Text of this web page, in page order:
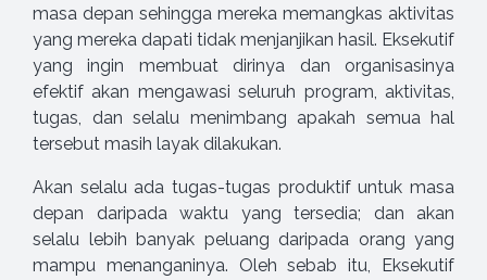
masa depan sehingga mereka memangkas aktivitas
yang mereka dapati tidak menjanjikan hasil. Eksekutif
yang ingin membuat dirinya dan organisasinya
efektif akan mengawasi seluruh program, aktivitas,
tugas, dan selalu menimbang apakah semua hal
tersebut masih layak dilakukan.
Akan selalu ada tugas-tugas produktif untuk masa
depan daripada waktu yang tersedia; dan akan
selalu lebih banyak peluang daripada orang yang
mampu menanganinya. Oleh sebab itu, Eksekutif